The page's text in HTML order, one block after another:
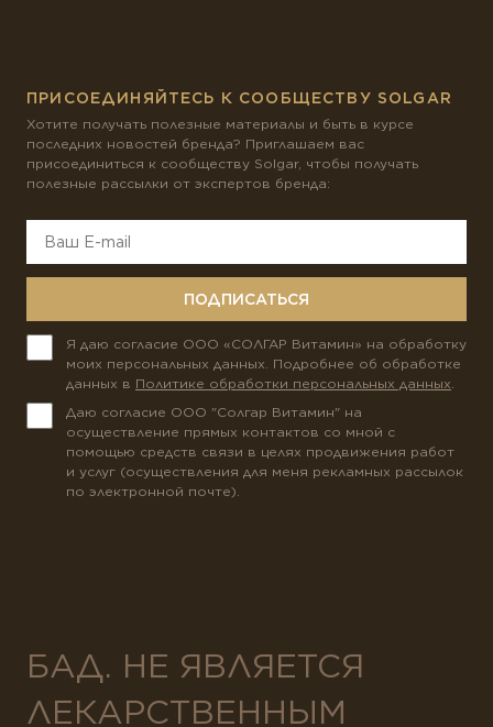
ПРИСОЕДИНЯЙТЕСЬ К СООБЩЕСТВУ SOLGAR
Хотите получать полезные материалы и быть в курсе
последних новостей бренда? Приглашаем вас
присоединиться к сообществу Solgar, чтобы получать
полезные рассылки от экспертов бренда:
ПОДПИСАТЬСЯ
Я даю согласие ООО «СОЛГАР Витамин» на обработку
моих персональных данных. Подробнее об обработке
данных в Политике обработки персональных данных.
Даю согласие ООО "Солгар Витамин" на
осуществление прямых контактов со мной с
помощью средств связи в целях продвижения работ
и услуг (осуществления для меня рекламных рассылок
по электронной почте).
БАД. НЕ ЯВЛЯЕТСЯ
ЛЕКАРСТВЕННЫМ